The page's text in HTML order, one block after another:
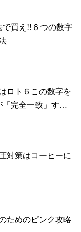
で買え!!６つの数字
ロト６この数字を
完全一致」する
対策はコーヒーに
ためのピンク攻略